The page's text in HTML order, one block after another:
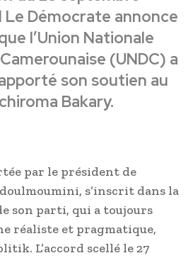
Le Démocrate annonce
l’Union Nationale
(UNDC) a
son soutien au
Bakary.
par le président de
s’inscrit dans la
son parti, qui a toujours
réaliste et pragmatique,
L’accord scellé le 27